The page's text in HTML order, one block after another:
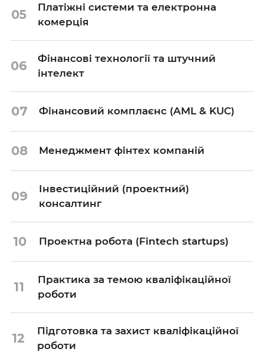
05
Платіжні системи та електронна
комерція
06
Фінансові технології та штучний
інтелект
07 Фінансовий комплаєнс (AML & KUC)
08 Менеджмент фінтех компаній
09
Інвестиційний (проектний)
консалтинг
10 Проектна робота (Fintech startups)
11
Практика за темою кваліфікаційної
роботи
12
Підготовка та захист кваліфікаційної
роботи